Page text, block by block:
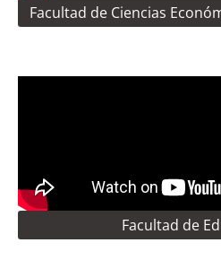
Facultad de Ciencias
Facultad de